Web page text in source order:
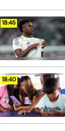
18:46
18:40